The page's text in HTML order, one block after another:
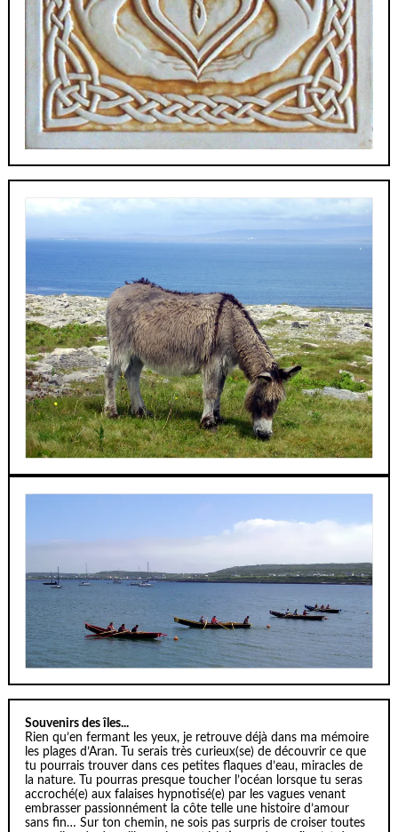
Souvenirs des îles...
Rien qu’en fermant les yeux, je retrouve déjà dans ma mémoire
les plages d’Aran. Tu serais très curieux(se) de découvrir ce que
tu pourrais trouver dans ces petites flaques d’eau, miracles de
la nature. Tu pourras presque toucher l’océan lorsque tu seras
accroché(e) aux falaises hypnotisé(e) par les vagues venant
embrasser passionnément la côte telle une histoire d’amour
sans fin… Sur ton chemin, ne sois pas surpris de croiser toutes